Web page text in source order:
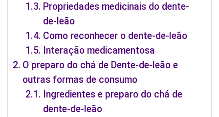
Propriedades medicinais do dente-
de-leão
Como reconhecer o dente-de-leão
Interação medicamentosa
O preparo do chá de Dente-de-leão e
outras formas de consumo
Ingredientes e preparo do chá de
dente-de-leão